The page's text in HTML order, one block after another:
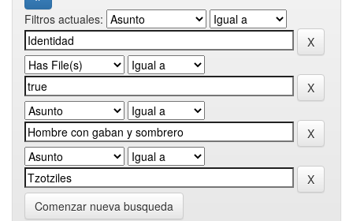
Filtros actuales:
Comenzar nueva busqueda